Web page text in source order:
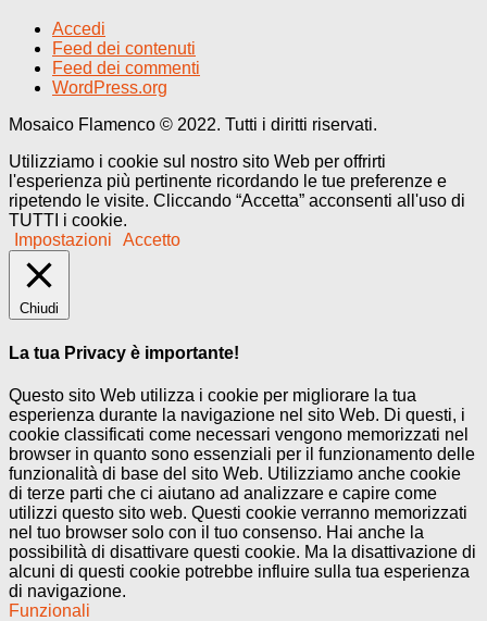
Accedi
Feed dei contenuti
Feed dei commenti
WordPress.org
Mosaico Flamenco © 2022. Tutti i diritti riservati.
Utilizziamo i cookie sul nostro sito Web per offrirti
l'esperienza più pertinente ricordando le tue preferenze e
ripetendo le visite. Cliccando “Accetta” acconsenti all'uso di
TUTTI i cookie.
Impostazioni
Accetto
Chiudi
La tua Privacy è importante!
Questo sito Web utilizza i cookie per migliorare la tua
esperienza durante la navigazione nel sito Web. Di questi, i
cookie classificati come necessari vengono memorizzati nel
browser in quanto sono essenziali per il funzionamento delle
funzionalità di base del sito Web. Utilizziamo anche cookie
di terze parti che ci aiutano ad analizzare e capire come
utilizzi questo sito web. Questi cookie verranno memorizzati
nel tuo browser solo con il tuo consenso. Hai anche la
possibilità di disattivare questi cookie. Ma la disattivazione di
alcuni di questi cookie potrebbe influire sulla tua esperienza
di navigazione.
Funzionali